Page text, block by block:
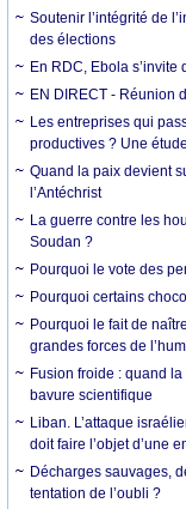
Soutenir l’intégrité de
des élections
En RDC, Ebola
EN DIRECT - Réunion
Les entreprises qui
productives ? Une
Quand la paix devient
l’Antéchrist
La guerre contre les
Soudan ?
Pourquoi le vote des
Pourquoi certains
Pourquoi le fait de
grandes forces de
Fusion froide : quand
bavure scientifique
Liban. L’attaque
doit faire l’objet d’une
Décharges sauvages,
tentation de l’oubli ?